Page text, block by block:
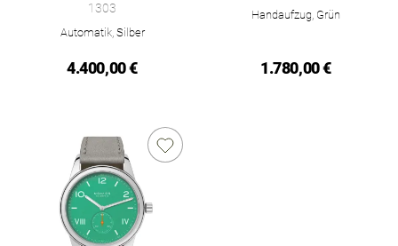
1303
Automatik, Silber
4.400,00 €
Handaufzug, Grün
1.780,00 €